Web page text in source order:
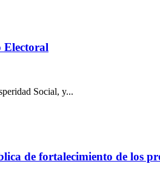
Electoral
Social, y...
de fortalecimiento de los